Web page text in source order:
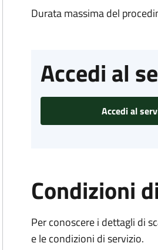
Durata massima del
Accedi al
Accedi al
Condizioni
Per conoscere i dettagli di
e le condizioni di servizio.